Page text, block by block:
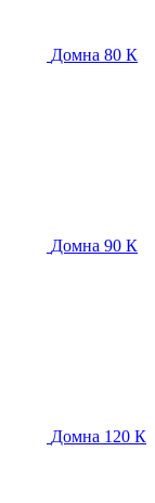
Домна 80 К
Домна 90 К
Домна 120 К